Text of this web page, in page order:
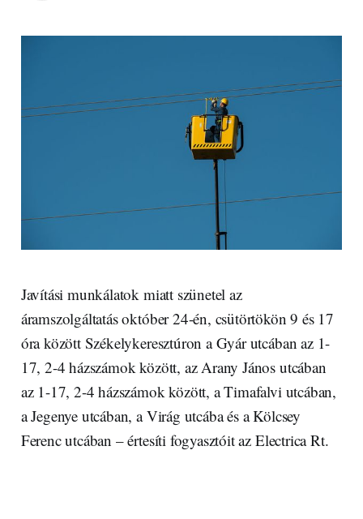
Javítási munkálatok miatt szünetel az
áramszolgáltatás október 24-én, csütörtökön 9 és 17
óra között Székelykeresztúron a Gyár utcában az 1-
17, 2-4 házszámok között, az Arany János utcában
az 1-17, 2-4 házszámok között, a Timafalvi utcában,
a Jegenye utcában, a Virág utcába és a Kölcsey
Ferenc utcában – értesíti fogyasztóit az Electrica Rt.